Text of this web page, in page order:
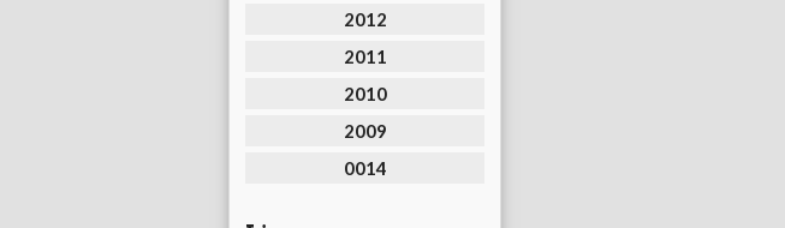
2012
2011
2010
2009
0014